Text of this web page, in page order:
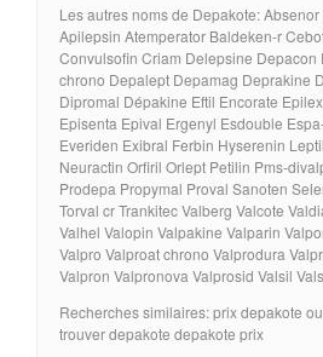
Les autres noms de Depakote:
Apilepsin Atemperator Baldeken-r
Convulsofin Criam Delepsine Depacon
chrono Depalept Depamag Deprakine
Dipromal Dépakine Eftil Encorate
Episenta Epival Ergenyl Esdouble
Everiden Exibral Ferbin Hyserenin
Neuractin Orfiril Orlept Petilin Pms-
Prodepa Propymal Proval Sanoten
Torval cr Trankitec Valberg Valcote
Valhel Valopin Valpakine Valparin
Valpro Valproat chrono Valprodura
Valpron Valpronova Valprosid Valsil
Recherches similaires: prix depakote
trouver depakote depakote prix